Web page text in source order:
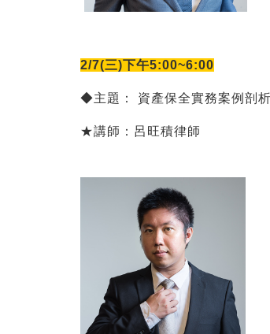
2/7(三)下午5:00~6:00
◆主題： 資產保全實務案例剖析
★講師：呂旺積律師